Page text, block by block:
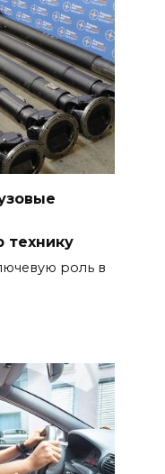
технику
роль в